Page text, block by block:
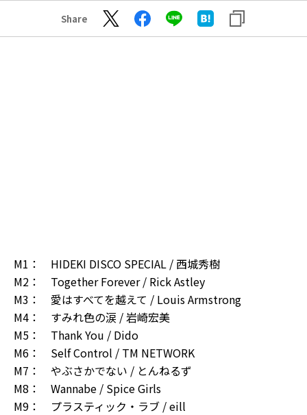
Share
M1： HIDEKI DISCO SPECIAL / 西城秀樹
M2： Together Forever / Rick Astley
M3： 愛はすべてを越えて / Louis Armstrong
M4： すみれ色の涙 / 岩崎宏美
M5： Thank You / Dido
M6： Self Control / TM NETWORK
M7： やぶさかでない / とんねるず
M8： Wannabe / Spice Girls
M9： プラスティック・ラブ / eill